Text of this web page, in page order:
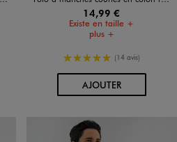
14,99 €
Existe en taille +
plus +
5/5 de moyenne
(14 avis)
AJOUTERAU PANIER